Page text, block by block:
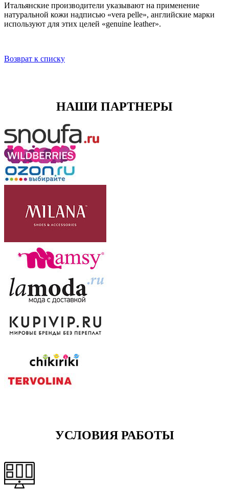
Итальянские производители указывают на применение
натуральной кожи надписью «vera pelle», английские марки
используют для этих целей «genuine leather».
Возврат к списку
НАШИ ПАРТНЕРЫ
УСЛОВИЯ РАБОТЫ